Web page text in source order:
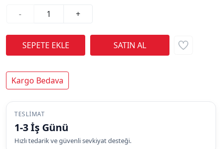
-
+
Kargo Bedava
TESLIMAT
1-3 İş Günü
Hızlı tedarik ve güvenli sevkiyat desteği.